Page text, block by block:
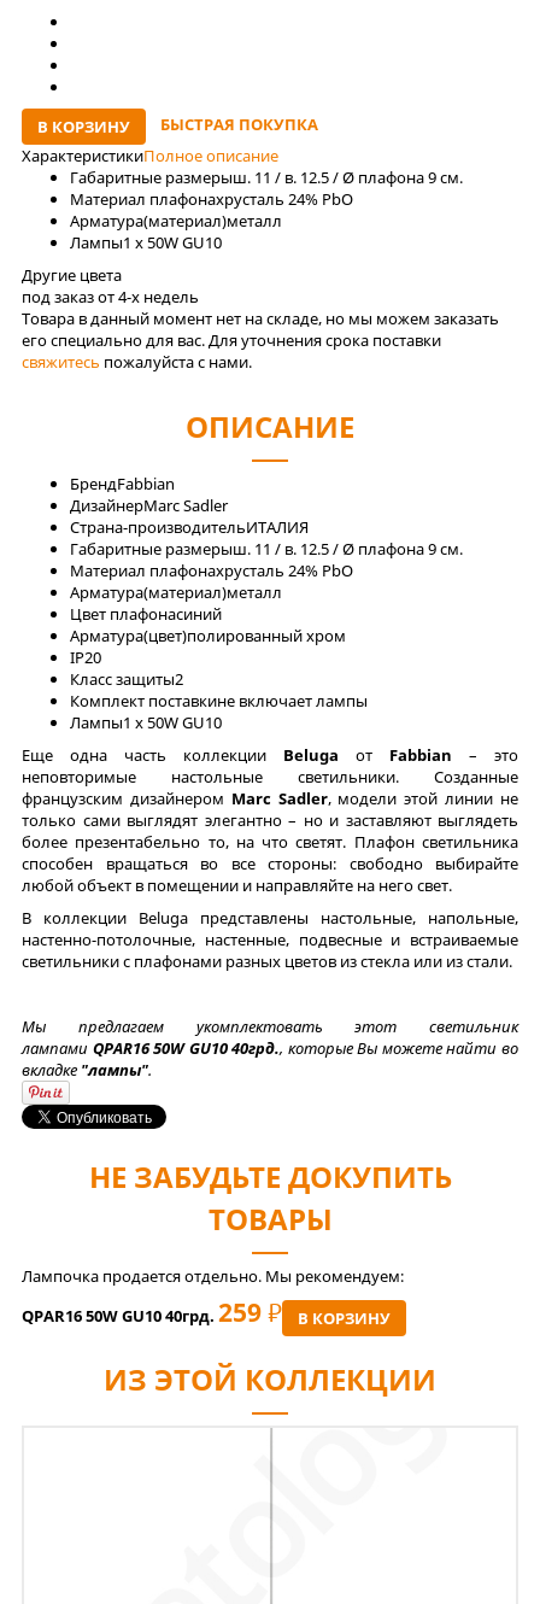
В КОРЗИНУ
БЫСТРАЯ ПОКУПКА
ХарактеристикиПолное описание
Габаритные размерыш. 11 / в. 12.5 / Ø плафона 9 см.
Материал плафонахрусталь 24% PbO
Арматура(материал)металл
Лaмпы1 x 50W GU10
Другие цвета
под заказ от 4-x недель
Товара в данный момент нет на складе, но мы можем заказать
его специально для вас. Для уточнения срока поставки
свяжитесь пожалуйста с нами.
ОПИСАНИЕ
БрендFabbian
ДизайнерMarc Sadler
Страна-производительИТАЛИЯ
Габаритные размерыш. 11 / в. 12.5 / Ø плафона 9 см.
Материал плафонахрусталь 24% PbO
Арматура(материал)металл
Цвет плафонасиний
Арматура(цвет)полированный хром
IP20
Класс защиты2
Комплект поставкине включает лампы
Лaмпы1 x 50W GU10
Еще одна часть коллекции Beluga от Fabbian – это
неповторимые настольные светильники. Созданные
французским дизайнером Marc Sadler, модели этой линии не
только сами выглядят элегантно – но и заставляют выглядеть
более презентабельно то, на что светят. Плафон светильника
способен вращаться во все стороны: свободно выбирайте
любой объект в помещении и направляйте на него свет.
В коллекции Beluga представлены настольные, напольные,
настенно-потолочные, настенные, подвесные и встраиваемые
светильники с плафонами разных цветов из стекла или из стали.
Мы предлагаем укомплектовать этот светильник
лампами QPAR16 50W GU10 40грд., которые Вы можете найти во
вкладке "лампы".
НЕ ЗАБУДЬТЕ ДОКУПИТЬ
ТОВАРЫ
Лампочка продается отдельно. Мы рекомендуем:
QPAR16 50W GU10 40грд. 259 РУБ В КОРЗИНУ
ИЗ ЭТОЙ КОЛЛЕКЦИИ